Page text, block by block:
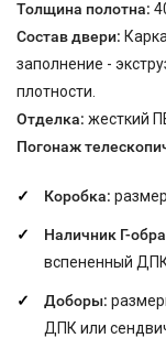
Толщина полотна:
Состав двери:
заполнение -
плотности.
Отделка: жесткий
Погонаж
Коробка:
Наличник Г-
вспененный
Доборы:
ДПК или